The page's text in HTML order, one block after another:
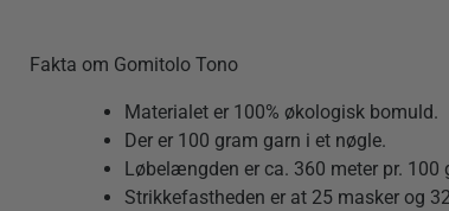
Fakta om Gomitolo Tono
Materialet er 100% økologisk bomuld.
Der er 100 gram garn i et nøgle.
Løbelængden er ca. 360 meter pr. 100
Strikkefastheden er at 25 masker og